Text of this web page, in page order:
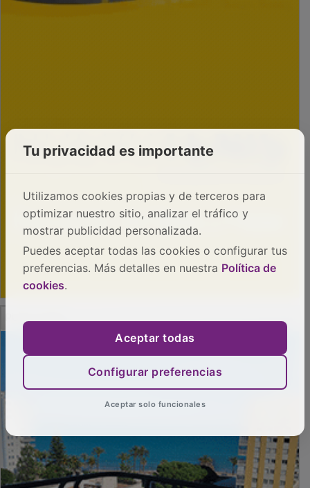
Tu privacidad es importante
Utilizamos cookies propias y de terceros para
optimizar nuestro sitio, analizar el tráfico y
mostrar publicidad personalizada.
Puedes aceptar todas las cookies o configurar tus
preferencias. Más detalles en nuestra Política de
cookies.
Aceptar todas
Configurar preferencias
Aceptar solo funcionales